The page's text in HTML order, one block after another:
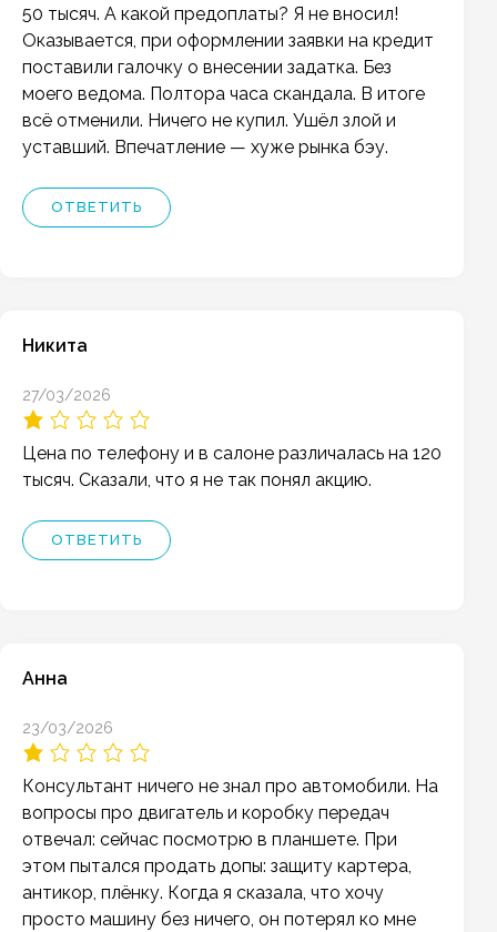
50 тысяч. А какой предоплаты? Я не вносил!
Оказывается, при оформлении заявки на кредит
поставили галочку о внесении задатка. Без
моего ведома. Полтора часа скандала. В итоге
всё отменили. Ничего не купил. Ушёл злой и
уставший. Впечатление — хуже рынка бэу.
ОТВЕТИТЬ
Никита
27/03/2026
Цена по телефону и в салоне различалась на 120
тысяч. Сказали, что я не так понял акцию.
ОТВЕТИТЬ
Анна
23/03/2026
Консультант ничего не знал про автомобили. На
вопросы про двигатель и коробку передач
отвечал: сейчас посмотрю в планшете. При
этом пытался продать допы: защиту картера,
антикор, плёнку. Когда я сказала, что хочу
просто машину без ничего, он потерял ко мне